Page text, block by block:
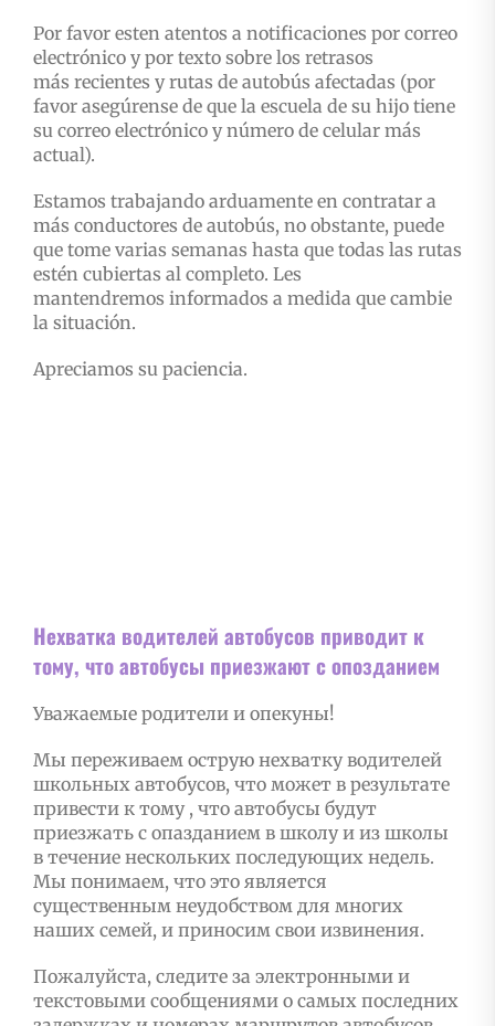
Por favor esten atentos a notificaciones por correo
electrónico y por texto sobre los retrasos
más recientes y rutas de autobús afectadas (por
favor asegúrense de que la escuela de su hijo tiene
su correo electrónico y número de celular más
actual).
Estamos trabajando arduamente en contratar a
más conductores de autobús, no obstante, puede
que tome varias semanas hasta que todas las rutas
estén cubiertas al completo. Les
mantendremos informados a medida que cambie
la situación.
Apreciamos su paciencia.
Нехватка водителей автобусов приводит к
тому, что автобусы приезжают с опoзданием
Уважаемые родители и опекуны!
Мы переживаем острую нехватку водителей
школьных автобусов, что может в результате
привести к тому , что автобусы будут
приезжать с опазданием в школу и из школы
в течение нескольких последующих недель.
Мы понимаем, что это является
существенным неудобством для многих
наших семей, и приносим свои извинения.
Пожалуйста, следите за электронными и
текстовыми сообщениями о самых последних